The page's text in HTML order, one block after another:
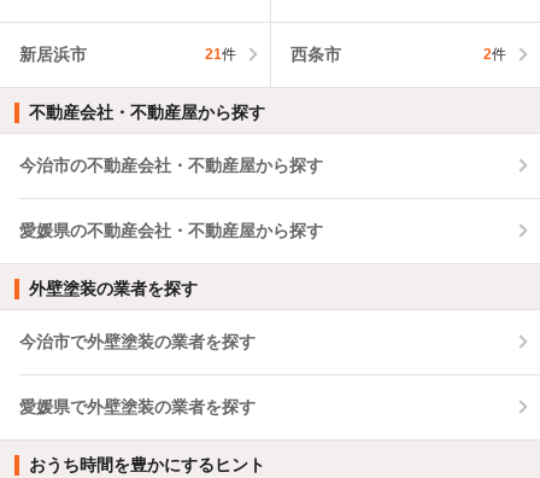
新居浜市 21件 西条市 2件
不動産会社・不動産屋から探す
今治市の不動産会社・不動産屋から探す
愛媛県の不動産会社・不動産屋から探す
外壁塗装の業者を探す
今治市で外壁塗装の業者を探す
愛媛県で外壁塗装の業者を探す
おうち時間を豊かにするヒント